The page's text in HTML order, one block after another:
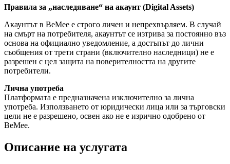
Правила за „наследяване“ на акаунт (Digital Assets)
Акаунтът в BeMee е строго личен и непрехвърляем. В случай
на смърт на потребителя, акаунтът се изтрива за постоянно въз
основа на официално уведомление, а достъпът до лични
съобщения от трети страни (включително наследници) не е
разрешен с цел защита на поверителността на другите
потребители.
Лична употреба
Платформата е предназначена изключително за лична
употреба. Използването от юридически лица или за търговски
цели не е разрешено, освен ако не е изрично одобрено от
BeMee.
Описание на услугата